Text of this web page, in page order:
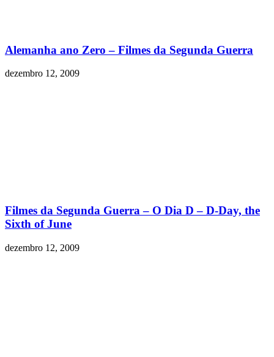
Alemanha ano Zero – Filmes da Segunda Guerra
dezembro 12, 2009
Filmes da Segunda Guerra – O Dia D – D-Day, the
Sixth of June
dezembro 12, 2009